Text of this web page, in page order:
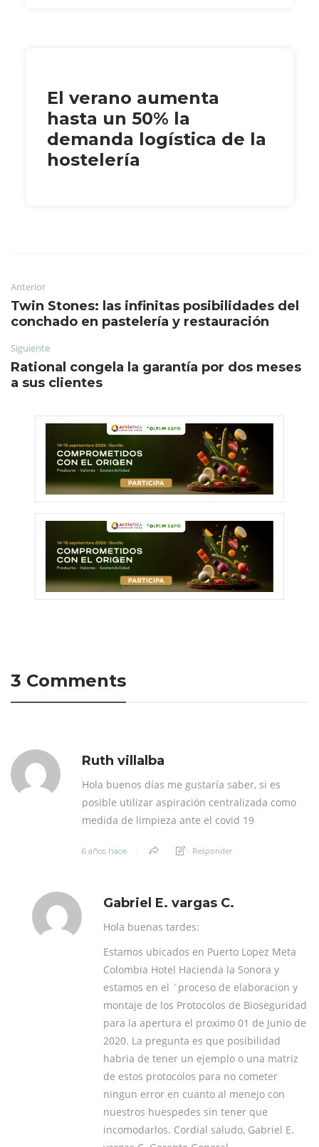
El verano aumenta
hasta un 50% la
demanda logística de la
hostelería
Anterior
Twin Stones: las infinitas posibilidades del
conchado en pastelería y restauración
Siguiente
Rational congela la garantía por dos meses
a sus clientes
3 Comments
Ruth villalba
Hola buenos días me gustaría saber, si es
posible utilizar aspiración centralizada como
medida de limpieza ante el covid 19
6 años hace Responder
Gabriel E. vargas C.
Hola buenas tardes:
Estamos ubicados en Puerto Lopez Meta
Colombia Hotel Hacienda la Sonora y
estamos en el ´proceso de elaboracion y
montaje de los Protocolos de Bioseguridad
para la apertura el proximo 01 de Junio de
2020. La pregunta es que posibilidad
habria de tener un ejemplo o una matriz
de estos protocolos para no cometer
ningun error en cuanto al menejo con
nuestros huespedes sin tener que
incomodarlos. Cordial saludo, Gabriel E.